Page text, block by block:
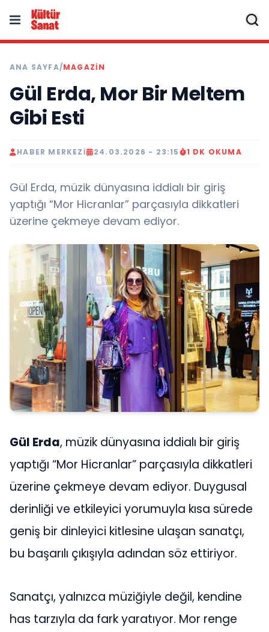
ANA SAYFA/MAGAZIN
Gül Erda, Mor Bir Meltem
Gibi Esti
HABER MERKEZI 24.03.2026 - 23:15 1 DK OKUMA
Gül Erda, müzik dünyasına iddialı bir giriş
yaptığı “Mor Hicranlar” parçasıyla dikkatleri
üzerine çekmeye devam ediyor.
Gül Erda, müzik dünyasına iddialı bir giriş
yaptığı “Mor Hicranlar” parçasıyla dikkatleri
üzerine çekmeye devam ediyor. Duygusal
derinliği ve etkileyici yorumuyla kısa sürede
geniş bir dinleyici kitlesine ulaşan sanatçı,
bu başarılı çıkışıyla adından söz ettiriyor.
Sanatçı, yalnızca müziğiyle değil, kendine
has tarzıyla da fark yaratıyor. Mor renge